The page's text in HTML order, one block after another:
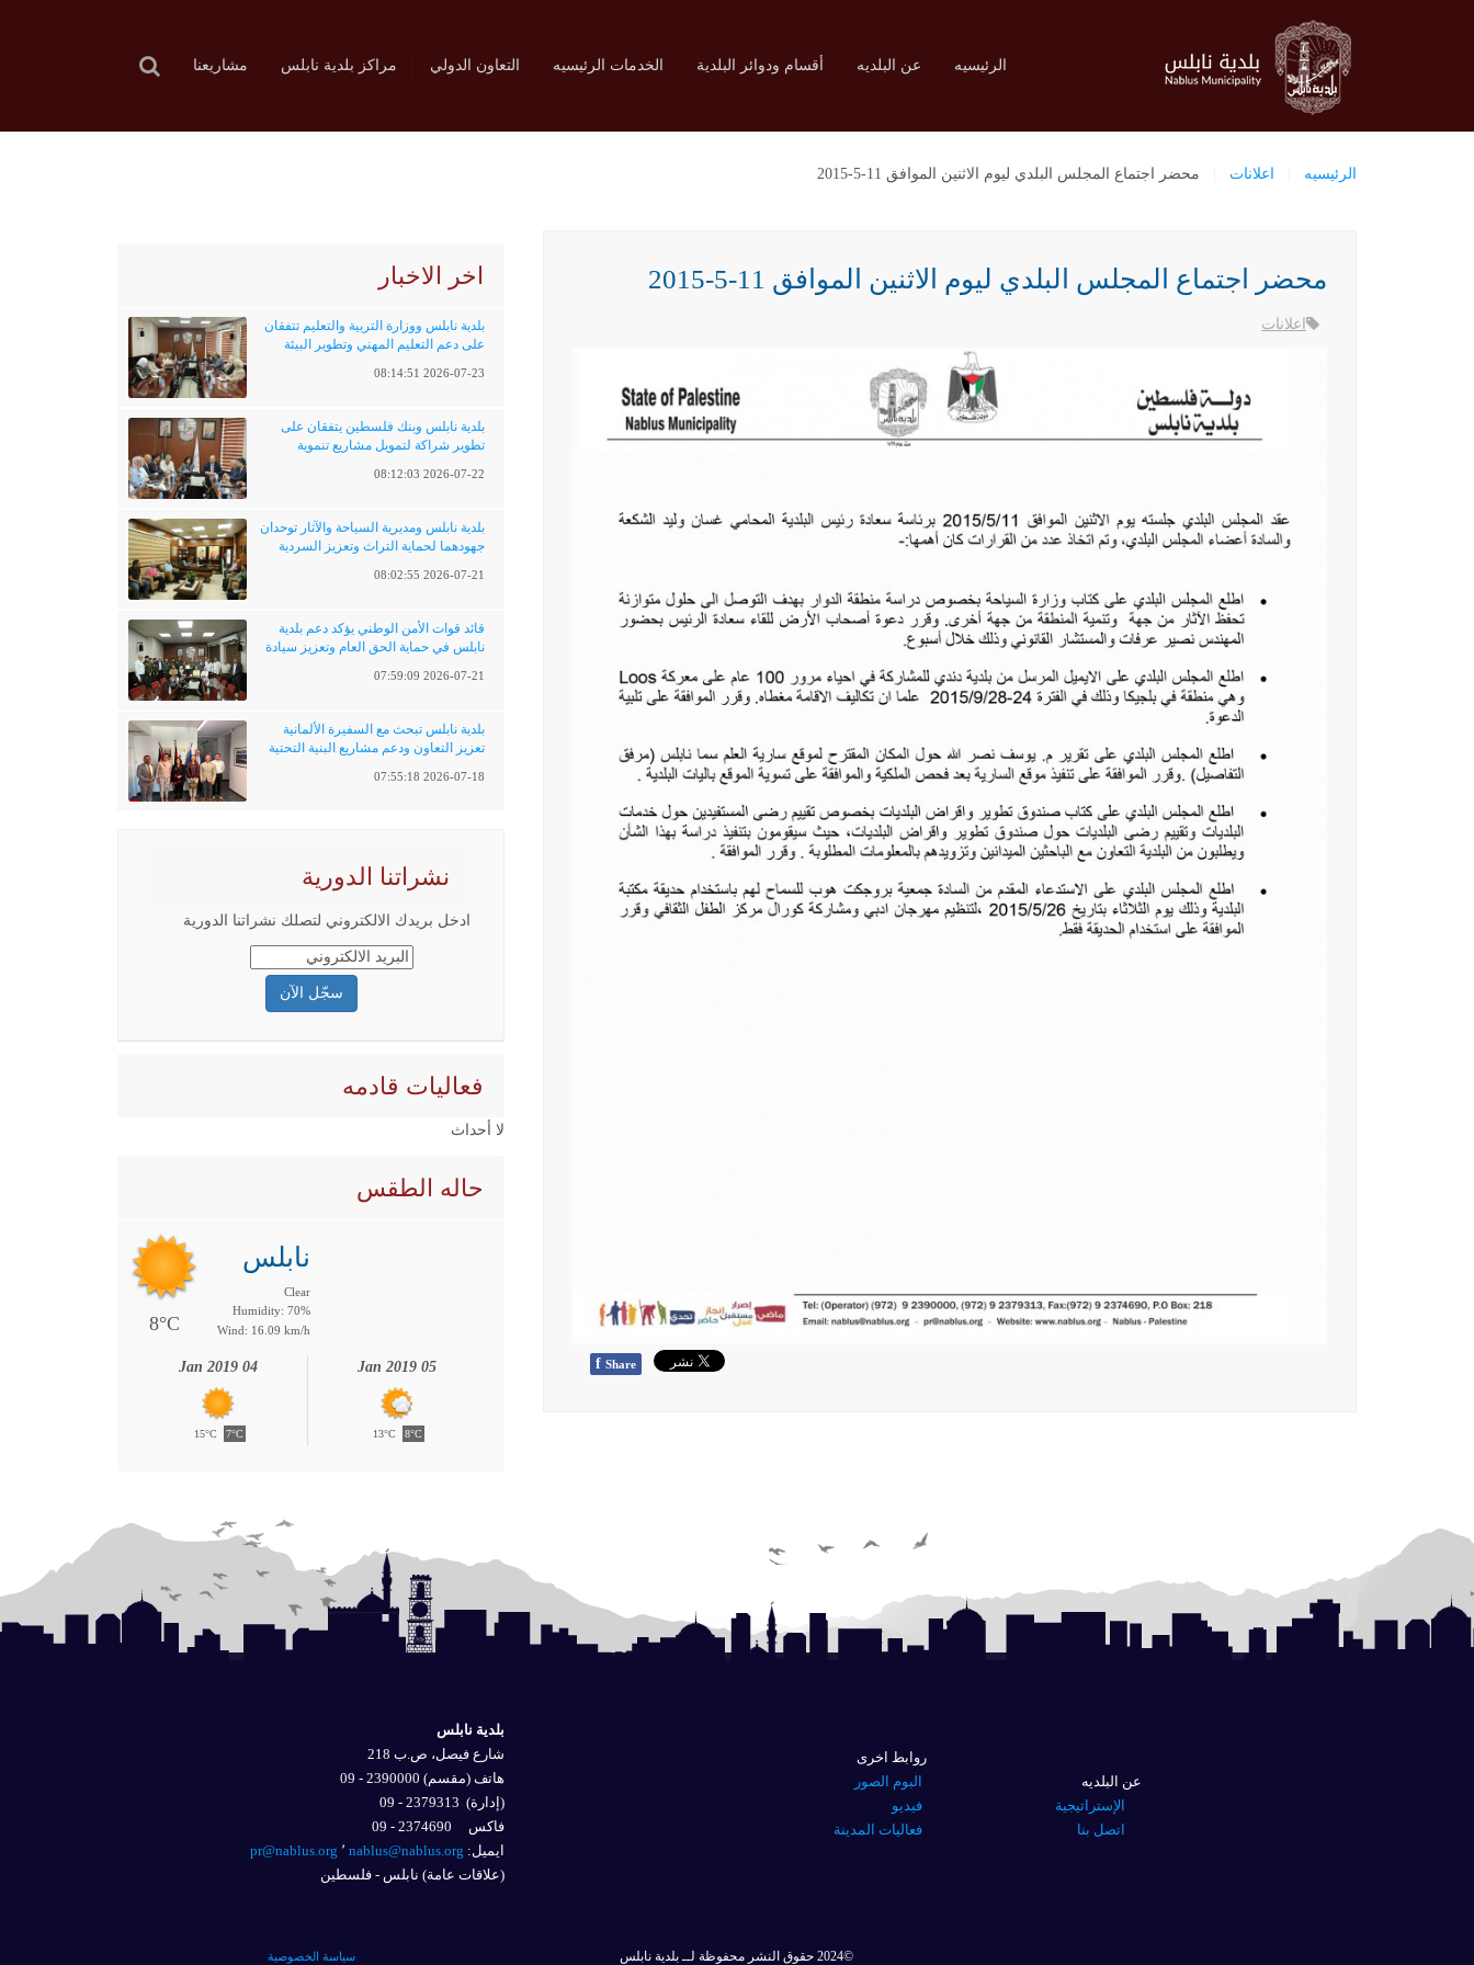
الرئيسيه عن البلديه أقسام ودوائر البلدية الخدمات الرئيسيه التعاون الدولي مراكز بلدية نابلس مشاريعنا
الرئيسيه اعلانات محضر اجتماع المجلس البلدي ليوم الاثنين الموافق 11-5-2015
اخر الاخبار
بلدية نابلس ووزارة التربية والتعليم تتفقان
على دعم التعليم المهني وتطوير البيئة
2026-07-23 08:14:51
بلدية نابلس وبنك فلسطين يتفقان على
تطوير شراكة لتمويل مشاريع تنموية
2026-07-22 08:12:03
بلدية نابلس ومديرية السياحة والآثار توحدان
جهودهما لحماية التراث وتعزيز السردية
2026-07-21 08:02:55
قائد قوات الأمن الوطني يؤكد دعم بلدية
نابلس في حماية الحق العام وتعزيز سيادة
2026-07-21 07:59:09
بلدية نابلس تبحث مع السفيرة الألمانية
تعزيز التعاون ودعم مشاريع البنية التحتية
2026-07-18 07:55:18
نشراتنا الدورية
ادخل بريدك الالكتروني لتصلك نشراتنا الدورية
فعاليات قادمه
لا أحداث
حاله الطقس
8°C
نابلس
Clear
Humidity: 70%
Wind: 16.09 km/h
04 Jan 2019
15°C 7°C
05 Jan 2019
13°C 8°C
محضر اجتماع المجلس البلدي ليوم الاثنين الموافق 11-5-2015
اعلانات
f Share
بلدية نابلس
شارع فيصل، ص.ب 218
هاتف (مقسم) 2390000 - 09
(إدارة)2379313 - 09
فاكس 2374690 - 09
ايميل: nablus@nablus.org٬
pr@nablus.org
(علاقات عامة) نابلس - فلسطين
عن البلديه
الإستراتيجية
اتصل بنا
روابط اخرى
البوم الصور
فيديو
فعاليات المدينة
سياسة الخصوصية ©2024 حقوق النشر محفوظة لــ بلدية نابلس